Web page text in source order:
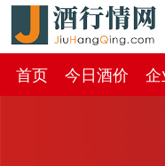
首页 今日酒价